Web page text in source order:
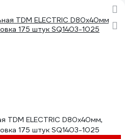
TDM ELECTRIC D80х40мм,
175 штук SQ1403-1025